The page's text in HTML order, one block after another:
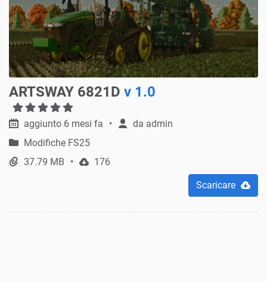
ARTSWAY 6821D v 1.0
aggiunto 6 mesi fa da admin
Modifiche FS25
37.79 MB
176
Scaricare